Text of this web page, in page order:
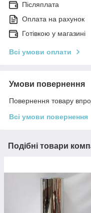
Післяплата
Оплата на рахунок
Готівкою у магазині
Всі умови оплати
Умови повернення
Повернення товару
Всі умови повернення
Подібні товари